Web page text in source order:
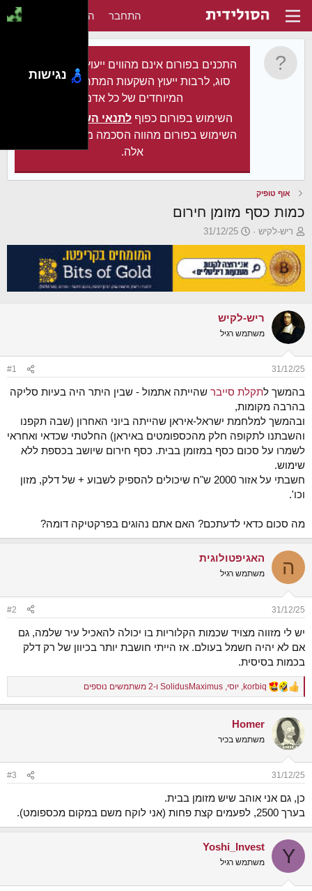
התחבר הירשם
התכנים בפורום אינם מהווים ייעוץ מקצועי מכל
סוג, לרבות ייעוץ השקעות המתחשב בצרכיו
המיוחדים של כל אדם.
השימוש בפורום כפוף לתנאי השימוש
השימוש בפורום מהווה הסכמה מלאה לתנאים
אלה.
אוף טופיק
כמות כסף מזומן חירום
פ
ו
ת
ח
ה
נ
ש
א
ריש-לקיש
פ
ו
ר
ס
ם
ב
א
ר
ך
31/12/25
ריש-לקיש
משתמש רגיל
31/12/25
#1
בהמשך לתקלת סייבר שהייתה אתמול - שבין היתר היה בעיות סליקה
בהרבה מקומות,
ובהמשך למלחמת ישראל-איראן שהייתה ביוני האחרון (שבה תקפנו
והשבתנו לתקופה חלק מהכספומטים באיראן) החלטתי שכדאי ואחראי
לשמרו על סכום כסף במזומן בבית. כסף חירום שיושב בכספת ללא
שימוש.
חשבתי על אזור 2000 ש"ח שיכולים להספיק לשבוע + של דלק, מזון
וכו'.
מה סכום כדאי לדעתכם? האם אתם נהוגים בפרקטיקה דומה?
ה האגיפטולוגית
משתמש רגיל
31/12/25
#2
יש לי מזווה מצויד שכמות הקלוריות בו יכולה להאכיל עיר שלמה, גם
אם לא יהיה חשמל בעולם. אז הייתי חושבת יותר בכיוון של רק דלק
בכמות בסיסית.
R
e
c
t
i
s
korbiq
, יוסי,
SolidusMaximus ו-2 משתמשים נוספים
Homer
משתמש בכיר
31/12/25
#3
כן, גם אני אוהב שיש מזומן בבית.
בערך 2500, לפעמים קצת פחות (אני לוקח משם במקום מכספומט).
Y
Yoshi_Invest
משתמש רגיל
נגישות